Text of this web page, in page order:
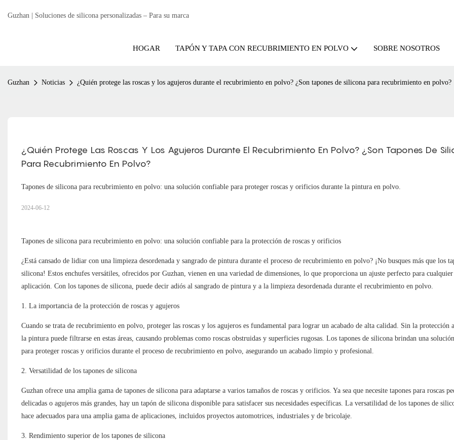
Guzhan | Soluciones de silicona personalizadas – Para su marca
HOGAR TAPÓN Y TAPA CON RECUBRIMIENTO EN POLVO SOBRE NOSOTROS
Guzhan Noticias ¿Quién protege las roscas y los agujeros durante el recubrimiento en polvo? ¿Son tapones de silicona para recubrimiento en polvo?
¿Quién Protege Las Roscas Y Los Agujeros Durante El Recubrimiento En Polvo? ¿Son Tapones De
Para Recubrimiento En Polvo?
Tapones de silicona para recubrimiento en polvo: una solución confiable para proteger roscas y orificios durante la pintura en polvo.
2024-06-12
Tapones de silicona para recubrimiento en polvo: una solución confiable para la protección de roscas y orificios
¿Está cansado de lidiar con una limpieza desordenada y sangrado de pintura durante el proceso de recubrimiento en polvo? ¡No busques más que los
silicona! Estos enchufes versátiles, ofrecidos por Guzhan, vienen en una variedad de dimensiones, lo que proporciona un ajuste perfecto para cualquier
aplicación. Con los tapones de silicona, puede decir adiós al sangrado de pintura y a la limpieza desordenada durante el recubrimiento en polvo.
1. La importancia de la protección de roscas y agujeros
Cuando se trata de recubrimiento en polvo, proteger las roscas y los agujeros es fundamental para lograr un acabado de alta calidad. Sin la protección
la pintura puede filtrarse en estas áreas, causando problemas como roscas obstruidas y superficies rugosas. Los tapones de silicona brindan una
para proteger roscas y orificios durante el proceso de recubrimiento en polvo, asegurando un acabado limpio y profesional.
2. Versatilidad de los tapones de silicona
Guzhan ofrece una amplia gama de tapones de silicona para adaptarse a varios tamaños de roscas y orificios. Ya sea que necesite tapones para roscas
delicadas o agujeros más grandes, hay un tapón de silicona disponible para satisfacer sus necesidades específicas. La versatilidad de los tapones de
hace adecuados para una amplia gama de aplicaciones, incluidos proyectos automotrices, industriales y de bricolaje.
3. Rendimiento superior de los tapones de silicona